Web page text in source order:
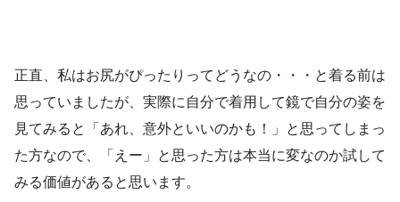
正直、私はお尻がぴったりってどうなの・・・と着る前は
思っていましたが、実際に自分で着用して鏡で自分の姿を
見てみると「あれ、意外といいのかも！」と思ってしまっ
た方なので、「えー」と思った方は本当に変なのか試して
みる価値があると思います。